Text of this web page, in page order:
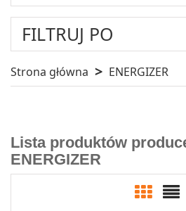
FILTRUJ PO
Strona główna ENERGIZER
Lista produktów
ENERGIZER